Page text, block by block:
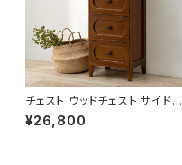
チェスト ウッドチェスト サイドチ
ェスト レトロ 幅42 奥行32 高
さ100 新生活 模様替え
¥26,800